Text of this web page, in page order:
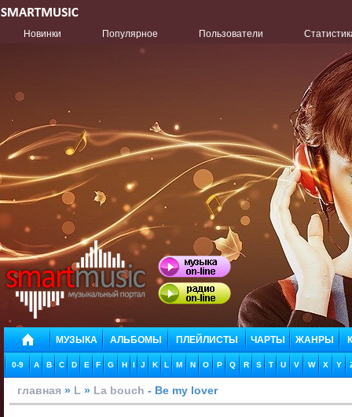
Новинки Популярное Пользователи
МУЗЫКА АЛЬБОМЫ ПЛЕЙЛИСТЫ ЧАРТЫ ЖАНРЫ
0-9 A B C D E F G H I J K L M N O P Q R S T U V W X Y
главная » L » La bouch - Be my lover